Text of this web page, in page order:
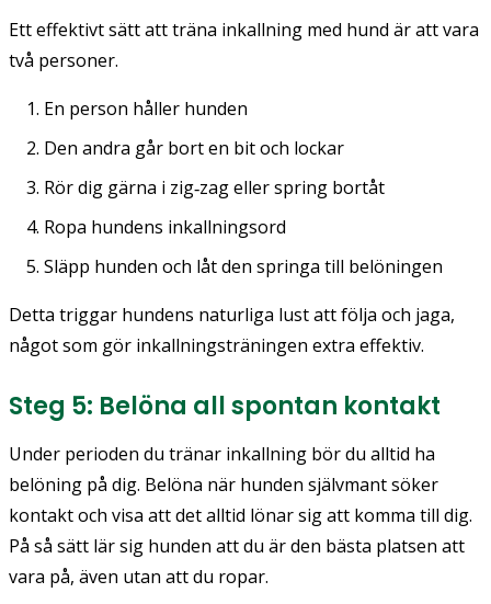
Ett effektivt sätt att träna inkallning med hund är att vara
två personer.
En person håller hunden
Den andra går bort en bit och lockar
Rör dig gärna i zig‑zag eller spring bortåt
Ropa hundens inkallningsord
Släpp hunden och låt den springa till belöningen
Detta triggar hundens naturliga lust att följa och jaga,
något som gör inkallningsträningen extra effektiv.
Steg 5: Belöna all spontan kontakt
Under perioden du tränar inkallning bör du alltid ha
belöning på dig. Belöna när hunden självmant söker
kontakt och visa att det alltid lönar sig att komma till dig.
På så sätt lär sig hunden att du är den bästa platsen att
vara på, även utan att du ropar.